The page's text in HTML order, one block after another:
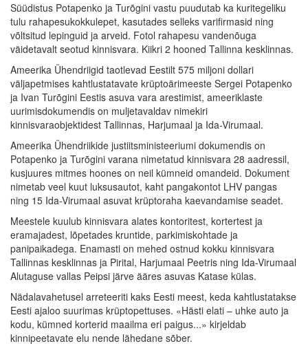
Süüdistus Potapenko ja Turõgini vastu puudutab ka kuritegeliku
tulu rahapesukokkulepet, kasutades selleks varifirmasid ning
võltsitud lepinguid ja arveid. Fotol rahapesu vandenõuga
väidetavalt seotud kinnisvara. Kiikri 2 hooned Tallinna kesklinnas.
Ameerika Ühendriigid taotlevad Eestilt 575 miljoni dollari
väljapetmises kahtlustatavate krüptoärimeeste Sergei Potapenko
ja Ivan Turõgini Eestis asuva vara arestimist, ameeriklaste
uurimisdokumendis on muljetavaldav nimekiri
kinnisvaraobjektidest Tallinnas, Harjumaal ja Ida-Virumaal.
Ameerika Ühendriikide justiitsministeeriumi dokumendis on
Potapenko ja Turõgini varana nimetatud kinnisvara 28 aadressil,
kusjuures mitmes hoones on neil kümneid omandeid. Dokument
nimetab veel kuut luksusautot, kaht pangakontot LHV pangas
ning 15 Ida-Virumaal asuvat krüptoraha kaevandamise seadet.
Meestele kuulub kinnisvara alates kontoritest, kortertest ja
eramajadest, lõpetades kruntide, parkimiskohtade ja
panipaikadega. Enamasti on mehed ostnud kokku kinnisvara
Tallinnas kesklinnas ja Pirital, Harjumaal Peetris ning Ida-Virumaal
Alutaguse vallas Peipsi järve ääres asuvas Katase külas.
Nädalavahetusel arreteeriti kaks Eesti meest, keda kahtlustatakse
Eesti ajaloo suurimas krüptopettuses. «Hästi elati – uhke auto ja
kodu, kümned korterid maailma eri paigus...» kirjeldab
kinnipeetavate elu nende lähedane sõber.